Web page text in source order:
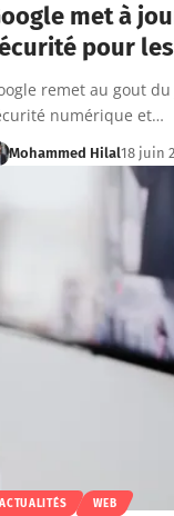
met à
pour
remet au gout
numérique et…
Mohammed Hilal18 juin
ACTUALITÉS WEB